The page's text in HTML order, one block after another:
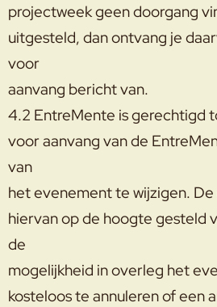
projectweek geen doorgang
uitgesteld, dan ontvang je
voor
aanvang bericht van.
4.2 EntreMente is gerechtigd
voor aanvang van de
van
het evenement te wijzigen.
hiervan op de hoogte gesteld
de
mogelijkheid in overleg het
kosteloos te annuleren of een